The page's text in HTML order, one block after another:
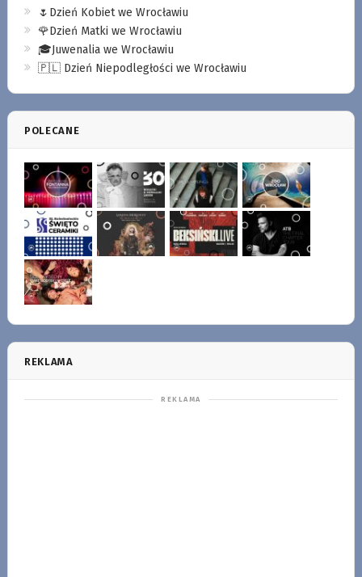
🌷Dzień Kobiet we Wrocławiu
🌹Dzień Matki we Wrocławiu
🎓Juwenalia we Wrocławiu
🇵🇱 Dzień Niepodległości we Wrocławiu
POLECANE
REKLAMA